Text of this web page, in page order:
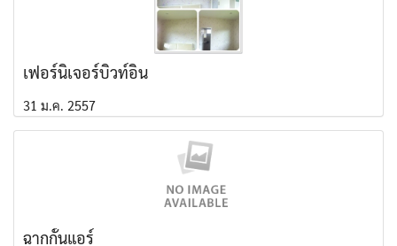
เฟอร์นิเจอร์บิวท์อิน
31 ม.ค. 2557
ฉากกั้นแอร์